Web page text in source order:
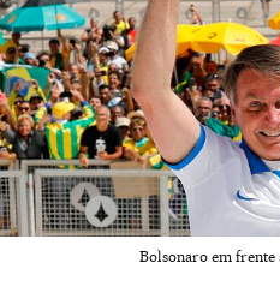
Bolsonaro em frente